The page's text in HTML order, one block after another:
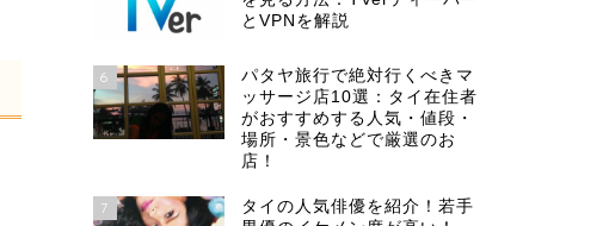
とVPNを解説
6
パタヤ旅行で絶対行くべきマ
ッサージ店10選：タイ在住者
がおすすめする人気・値段・
場所・景色などで厳選のお
店！
7
タイの人気俳優を紹介！若手